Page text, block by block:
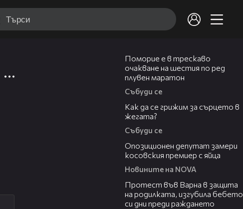
Поморие е в трескаво
очакване на шестия по ред
плувен маратон
Събуди се
Как да се грижим за сърцето в
жегата?
Събуди се
Опозиционен депутат замери
косовския премиер с яйца
Новините на NOVA
Протест във Варна в защита
на родилката, изгубила бебето
си дни преди раждането